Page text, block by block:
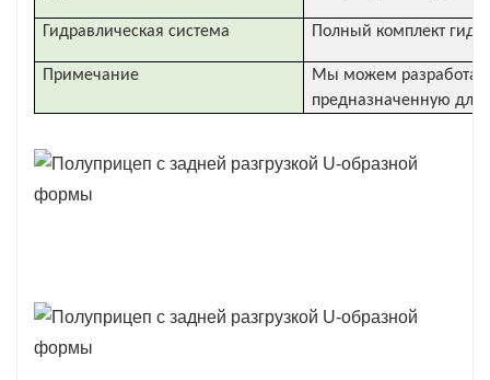
Гидравлическая система Полный комплект
Примечание
Мы можем
предназначенную для